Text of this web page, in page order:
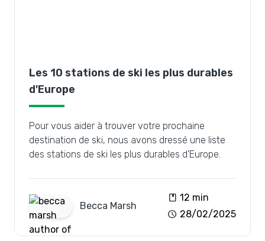
Les 10 stations de ski les plus durables
d'Europe
Pour vous aider à trouver votre prochaine
destination de ski, nous avons dressé une liste
des stations de ski les plus durables d'Europe.
Becca Marsh
book 12 min
schedule 28/02/2025